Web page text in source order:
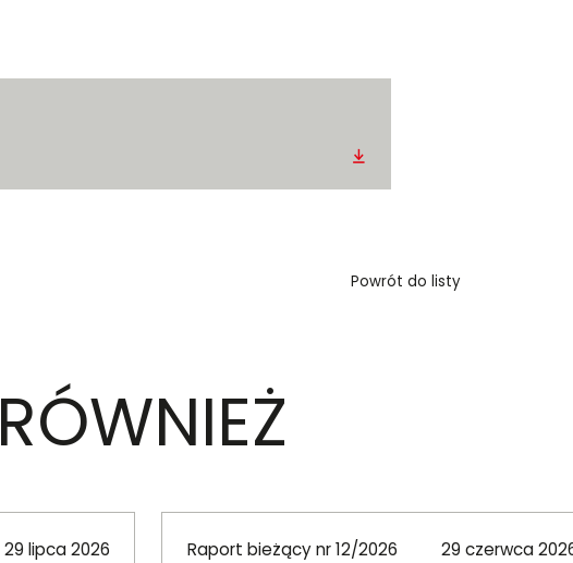
Pobierz
Powrót do listy
RÓWNIEŻ
29 lipca 2026 Raport bieżący nr 12/2026 29 czerwca